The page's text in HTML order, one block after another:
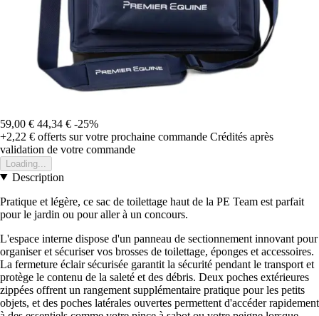
59,00 € 44,34 € -25%
+2,22 € offerts sur votre prochaine commande Crédités après
validation de votre commande
Loading...
Description
Pratique et légère, ce sac de toilettage haut de la PE Team est parfait
pour le jardin ou pour aller à un concours.
L'espace interne dispose d'un panneau de sectionnement innovant pour
organiser et sécuriser vos brosses de toilettage, éponges et accessoires.
La fermeture éclair sécurisée garantit la sécurité pendant le transport et
protège le contenu de la saleté et des débris. Deux poches extérieures
zippées offrent un rangement supplémentaire pratique pour les petits
objets, et des poches latérales ouvertes permettent d'accéder rapidement